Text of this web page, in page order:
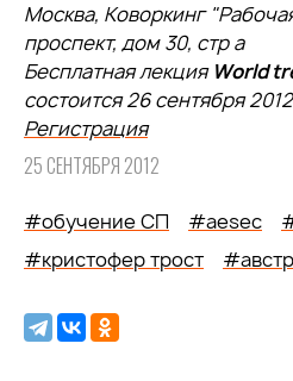
Москва, Коворкинг
проспект, дом 30, стр а
Бесплатная лекция World
состоится 26 сентября
Регистрация
25 СЕНТЯБРЯ 2012
#обучение СП #aesec
#кристофер трост